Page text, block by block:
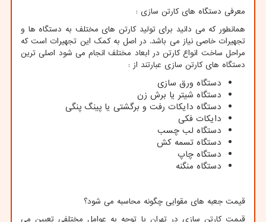
معرفی دستگاه های کارتن سازی :
همانطور که می دانید برای تولید کارتن های مختلف به دستگاه ها و
تجهیرات خاصی نیاز می باشد. در اصل به کمک این تجهیرات است که
مراحل ساخت انواع کارتن در ابعاد مختلف انجام می شود اصلی ترین
دستگاه های کارتن سازی عبارتند از :
دستگاه ورق سازی
دستگاه شیتر یا برش زن
دستگاه دایکات رفت و برگشتی یا پینگ پنگی
دایکات فکی
دستگاه لب چسب
دستگاه تسمه کش
دستگاه چاپ
دستگاه منگنه
قیمت جعبه های مقوایی چگونه محاسبه می شود؟
قیمت کارتن سازی در تهران با توجه به عوامل مختلفی تعیین می